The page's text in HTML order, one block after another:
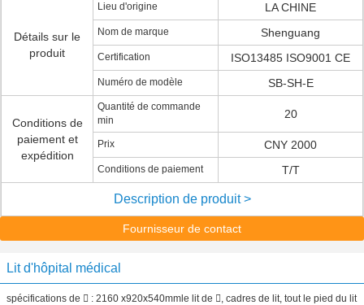
Détails sur le
produit
Lieu d'origine LA CHINE
Nom de marque Shenguang
Certification ISO13485 ISO9001 CE
Numéro de modèle SB-SH-E
Conditions de
paiement et
expédition
Quantité de commande
min
20
Prix CNY 2000
Conditions de paiement T/T
Description de produit >
Fournisseur de contact
Lit d'hôpital médical
spécifications de  : 2160 x920x540mmle lit de , cadres de lit, tout le pied du lit